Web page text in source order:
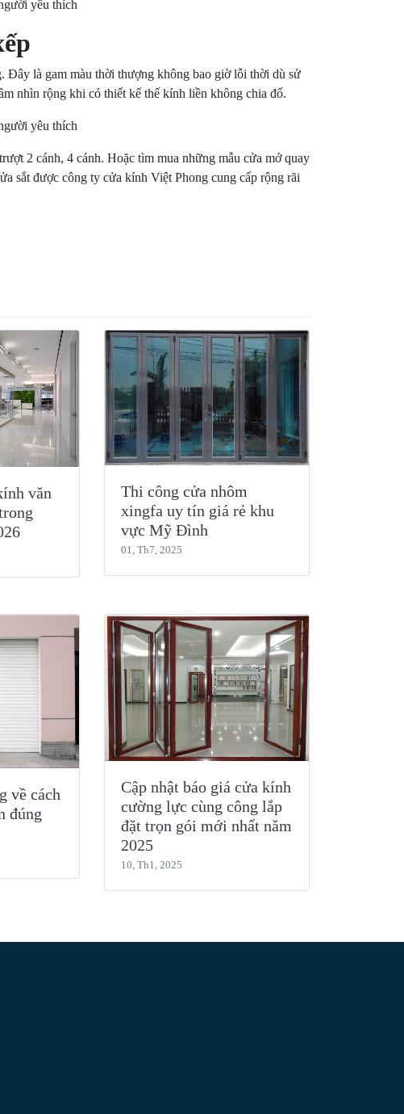
Đây là gam màu thời thượng không bao giờ lỗi thời dù sử
nhìn rộng khi có thiết kế thế kính liền không chia đố.
2 cánh, 4 cánh. Hoặc tìm mua những mẫu cửa mở quay
sắt được công ty cửa kính Việt Phong cung cấp rộng rãi
văn
Thi công cửa nhôm
xingfa uy tín giá rẻ khu
vực Mỹ Đình
01, Th7, 2025
về cách
đúng
Cập nhật báo giá cửa kính
cường lực cùng công lắp
đặt trọn gói mới nhất năm
2025
10, Th1, 2025